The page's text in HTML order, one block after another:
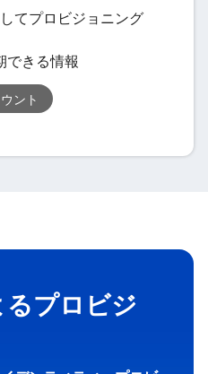
てプロビジョニング
できる情報
ント
プロビジ